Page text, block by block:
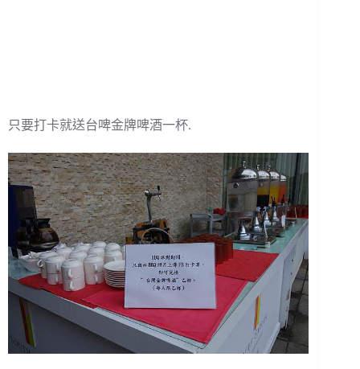
只要打卡就送台啤金牌啤酒一杯.